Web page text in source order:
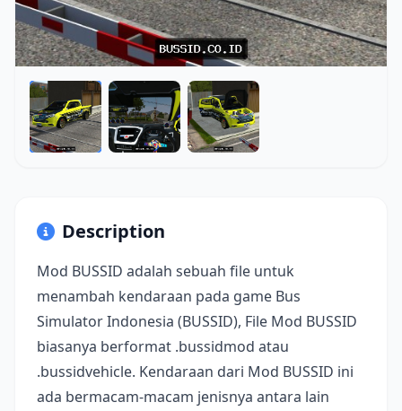
Description
Mod BUSSID adalah sebuah file untuk
menambah kendaraan pada game Bus
Simulator Indonesia (BUSSID), File Mod BUSSID
biasanya berformat .bussidmod atau
.bussidvehicle. Kendaraan dari Mod BUSSID ini
ada bermacam-macam jenisnya antara lain